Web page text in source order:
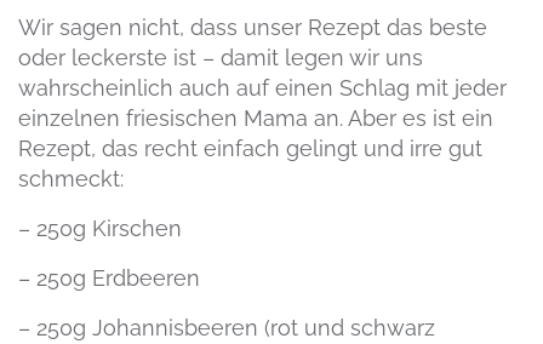
Wir sagen nicht, dass unser Rezept das beste
oder leckerste ist – damit legen wir uns
wahrscheinlich auch auf einen Schlag mit jeder
einzelnen friesischen Mama an. Aber es ist ein
Rezept, das recht einfach gelingt und irre gut
schmeckt:
– 250g Kirschen
– 250g Erdbeeren
– 250g Johannisbeeren (rot und schwarz